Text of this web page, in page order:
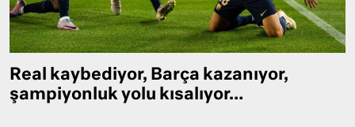
Real kaybediyor, Barça kazanıyor,
şampiyonluk yolu kısalıyor…